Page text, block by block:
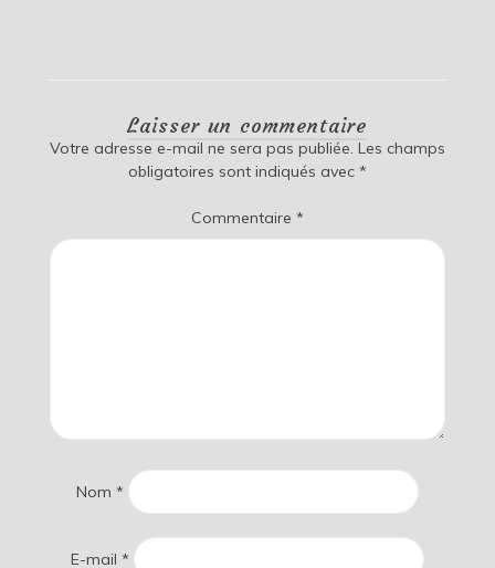
Laisser un commentaire
Votre adresse e-mail ne sera pas publiée. Les champs
obligatoires sont indiqués avec *
Commentaire *
Nom *
E-mail *